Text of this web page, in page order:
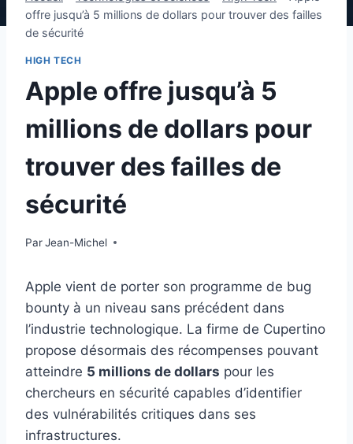
offre jusqu’à 5 millions de dollars pour trouver des failles
de sécurité
HIGH TECH
Apple offre jusqu’à 5
millions de dollars pour
trouver des failles de
sécurité
ParJean-Michel
13 novembre 2025
Apple vient de porter son programme de bug
bounty à un niveau sans précédent dans
l’industrie technologique. La firme de Cupertino
propose désormais des récompenses pouvant
atteindre 5 millions de dollars pour les
chercheurs en sécurité capables d’identifier
des vulnérabilités critiques dans ses
infrastructures.